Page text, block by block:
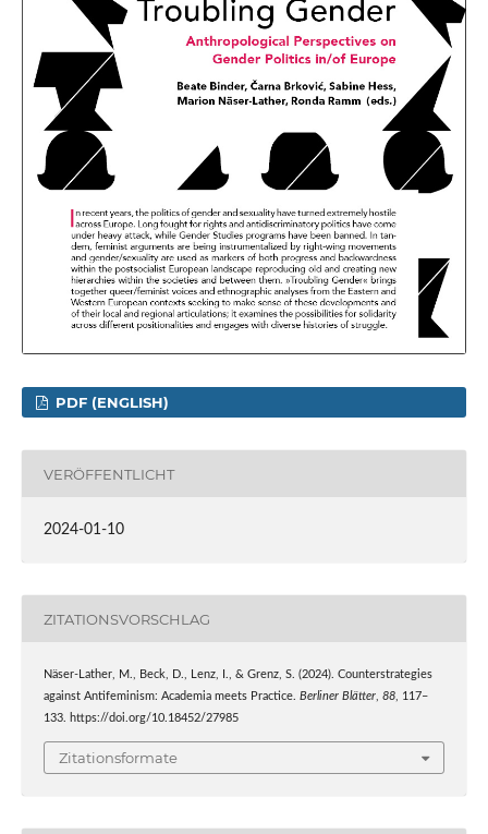
PDF (ENGLISH)
VERÖFFENTLICHT
2024-01-10
ZITATIONSVORSCHLAG
Näser-Lather, M., Beck, D., Lenz, I., & Grenz, S. (2024). Counterstrategies
against Antifeminism: Academia meets Practice. Berliner Blätter, 88, 117–
133. https://doi.org/10.18452/27985
Zitationsformate